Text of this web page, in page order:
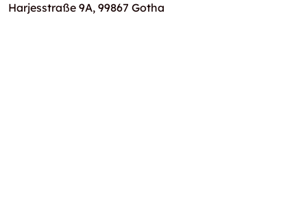
Harjesstraße 9A, 99867 Gotha